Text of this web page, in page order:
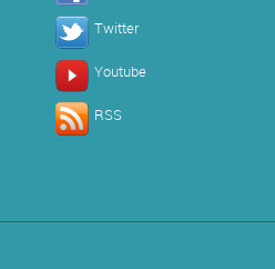
Twitter
Youtube
RSS